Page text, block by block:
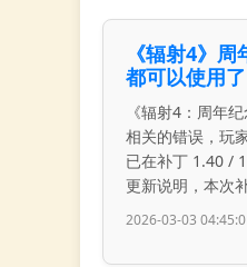
《辐射4》
都可以使用了
《辐射4：周年
相关的错误，玩
已在补丁 1.40 /
更新说明，本次
2026-03-03